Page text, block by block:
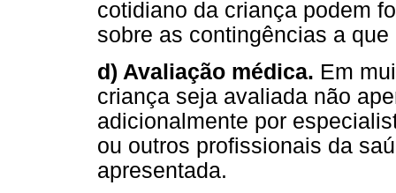
cotidiano da criança podem
sobre as contingências a
d) Avaliação médica. Em
criança seja avaliada não
adicionalmente por
ou outros profissionais da
apresentada.